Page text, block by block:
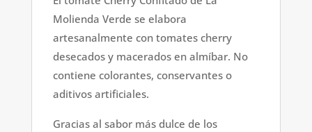
Molienda Verde se elabora
artesanalmente con tomates cherry
desecados y macerados en almíbar. No
contiene colorantes, conservantes o
aditivos artificiales.
Gracias al sabor más dulce de los